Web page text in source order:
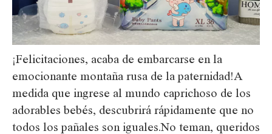
¡Felicitaciones, acaba de embarcarse en la
emocionante montaña rusa de la paternidad!A
medida que ingrese al mundo caprichoso de los
adorables bebés, descubrirá rápidamente que no
todos los pañales son iguales.No teman, queridos